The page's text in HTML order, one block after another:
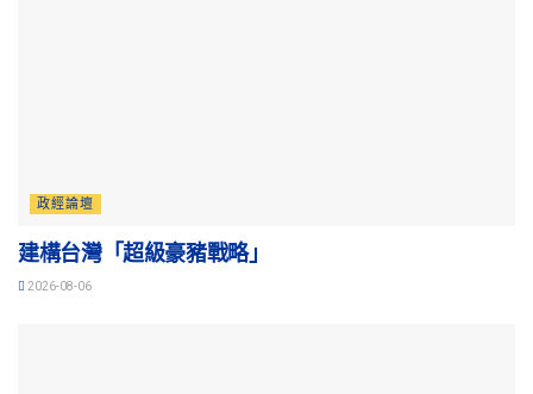
政經論壇
建構台灣「超級豪豬戰略」
2026-08-06